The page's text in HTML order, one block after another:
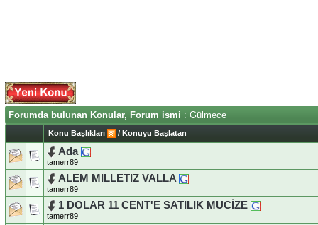
Forumda bulunan Konular, Forum ismi : Gülmece
Konu Başlıkları / Konuyu Başlatan
Ada
tamerr89
ALEM MILLETIZ VALLA
tamerr89
1 DOLAR 11 CENT'E SATILIK MUCİZE
tamerr89